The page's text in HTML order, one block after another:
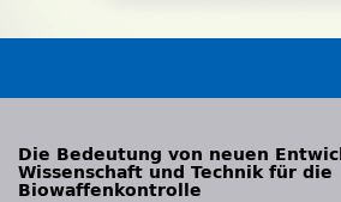
Die Bedeutung von neuen
Wissenschaft und Technik für die
Biowaffenkontrolle